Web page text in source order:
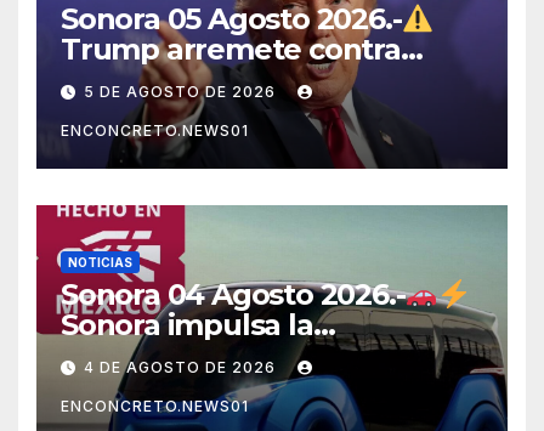
Sonora 05 Agosto 2026.-
Trump arremete contra
México, Canadá y otras
potencias por supuestos
abusos comerciales
5 DE AGOSTO DE 2026
ENCONCRETO.NEWS01
NOTICIAS
Sonora 04 Agosto 2026.-
Sonora impulsa la
electromovilidad con
«Beyond», un vehículo
eléctrico desarrollado junto
4 DE AGOSTO DE 2026
ENCONCRETO.NEWS01